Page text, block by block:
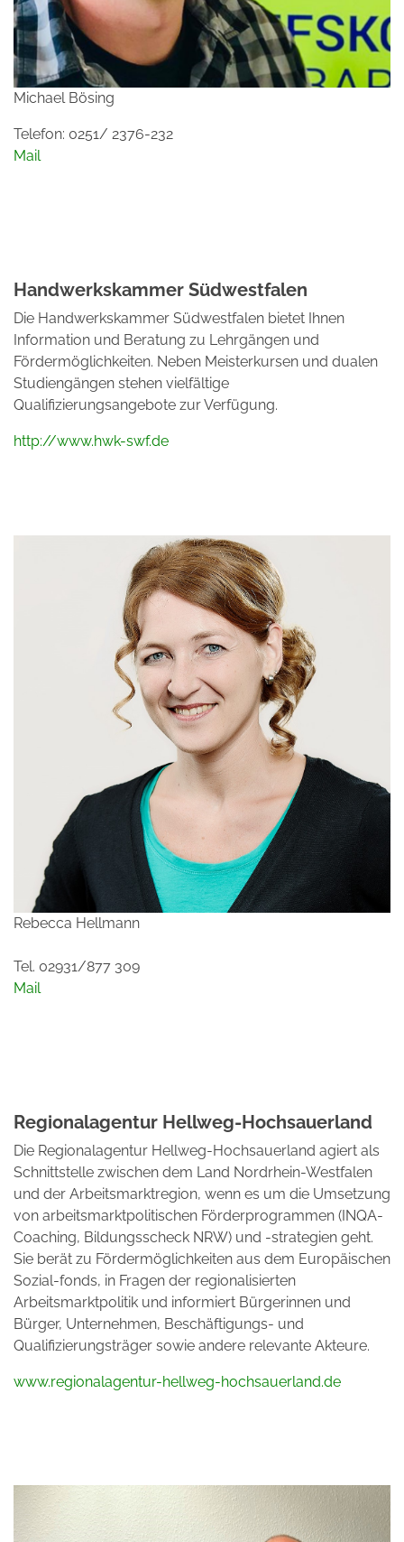
Michael Bösing
Telefon: 0251/ 2376-232
Mail
Handwerkskammer Südwestfalen
Die Handwerkskammer Südwestfalen bietet Ihnen
Information und Beratung zu Lehrgängen und
Fördermöglichkeiten. Neben Meisterkursen und dualen
Studiengängen stehen vielfältige
Qualifizierungsangebote zur Verfügung.
http://www.hwk-swf.de
Rebecca Hellmann
Tel. 02931/877 309
Mail
Regionalagentur Hellweg-Hochsauerland
Die Regionalagentur Hellweg-Hochsauerland agiert als
Schnittstelle zwischen dem Land Nordrhein-Westfalen
und der Arbeitsmarktregion, wenn es um die Umsetzung
von arbeitsmarktpolitischen Förderprogrammen (INQA-
Coaching, Bildungsscheck NRW) und -strategien geht.
Sie berät zu Fördermöglichkeiten aus dem Europäischen
Sozial-fonds, in Fragen der regionalisierten
Arbeitsmarktpolitik und informiert Bürgerinnen und
Bürger, Unternehmen, Beschäftigungs- und
Qualifizierungsträger sowie andere relevante Akteure.
www.regionalagentur-hellweg-hochsauerland.de